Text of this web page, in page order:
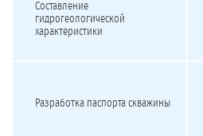
Составление
гидрогеологической
характеристики
Разработка паспорта скважины